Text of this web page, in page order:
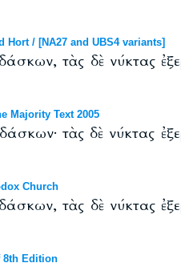
/ [NA27 and UBS4 variants]
τὰς δὲ νύκτας
Majority Text 2005
τὰς δὲ νύκτας
Church
τὰς δὲ νύκτας
8th Edition